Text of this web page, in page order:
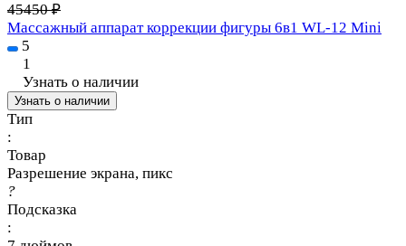
45450 ₽
Массажный аппарат коррекции фигуры 6в1 WL-12 Mini
5
1
Узнать о наличии
Узнать о наличии
Тип
:
Товар
Разрешение экрана, пикс
?
Подсказка
: